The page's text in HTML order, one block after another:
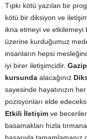
Tıpkı kötü yazılan bir
kötü bir diksiyon ve
ikna etmeyi ve etkilemeyi
üzerine kurduğumuz
insanların hepsi
iyi birer iletişimcidir.
kursunda alacağınız
sayesinde hayatınızın
pozisyonları elde
Etkili İletişim ve
basamakları hızla